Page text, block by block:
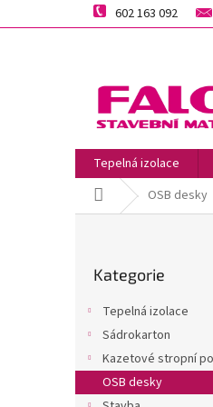
na
602 163 092
Tepelná izolace
Domů OSB desky
kategorie
Kategorie
Tepelná izolace
Sádrokarton
Kazetové stropní
OSB desky